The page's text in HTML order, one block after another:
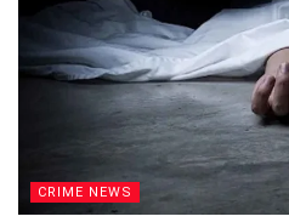
CRIME NEWS